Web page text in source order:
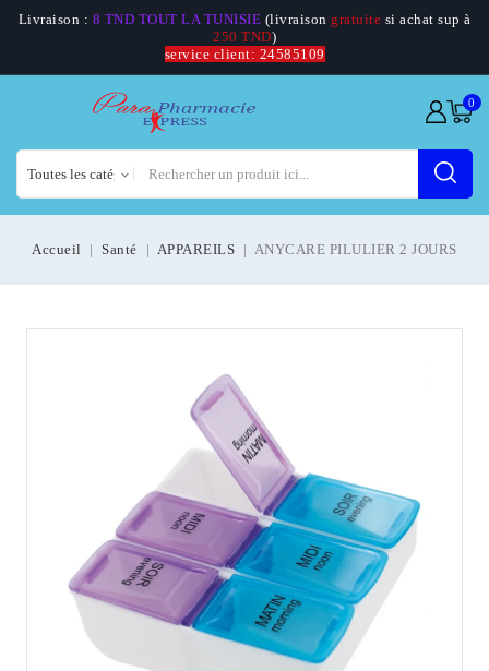
Livraison : 8 TND TOUT LA TUNISIE (livraison gratuite si achat sup à
250 TND)
service client: 24585109
0
Accueil Santé APPAREILS ANYCARE PILULIER 2 JOURS